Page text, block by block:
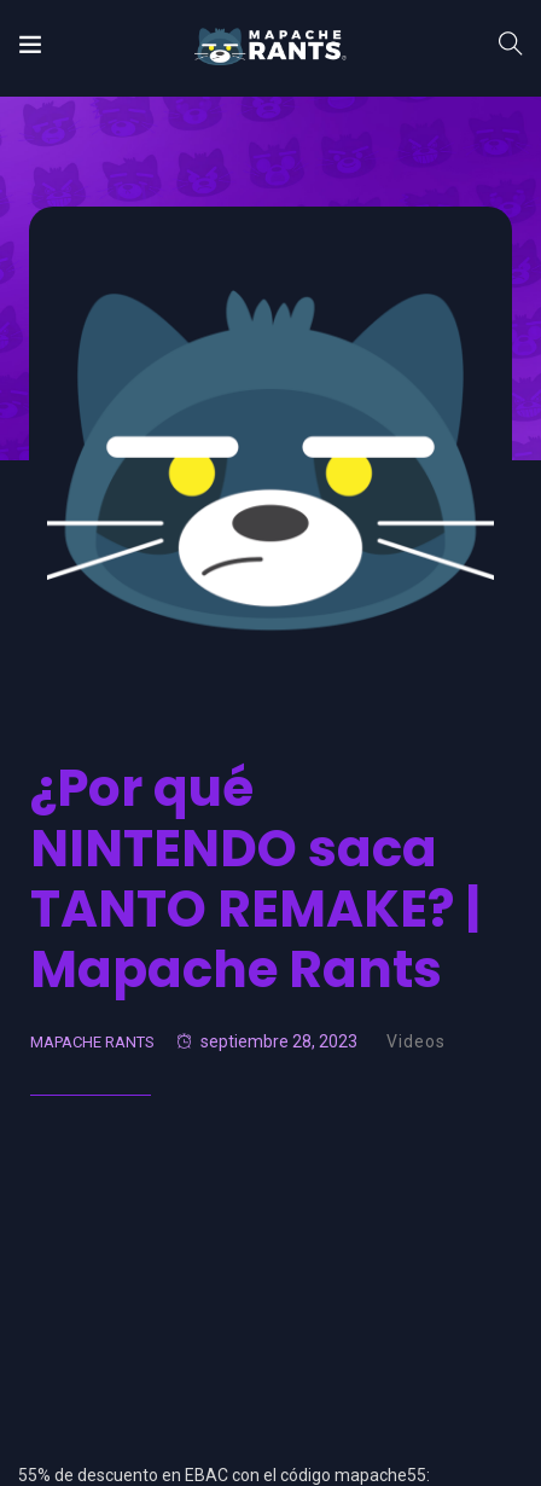
¿Por qué
NINTENDO saca
TANTO REMAKE? |
Mapache Rants
MAPACHE RANTS septiembre 28, 2023 Videos
55% de descuento en EBAC con el código mapache55: